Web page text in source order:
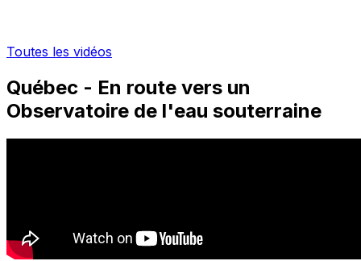
Toutes les vidéos
Québec - En route vers un
Observatoire de l'eau souterraine